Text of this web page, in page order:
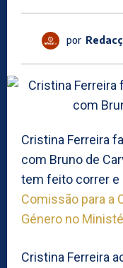
por
Cristina Ferreira
com Bruno de
tem feito correr e
Comissão para a
Género no
Cristina Ferreira